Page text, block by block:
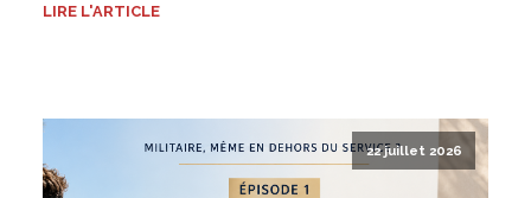
LIRE L'ARTICLE
22 juillet 2026